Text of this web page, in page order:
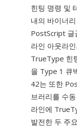
힌팅 명령 및
내의 바이너
PostScript 글
라인 아웃라
TrueType 힌
을 Type 1 큐
42는 또한
브러리를 수
라인에
발전한 두 주